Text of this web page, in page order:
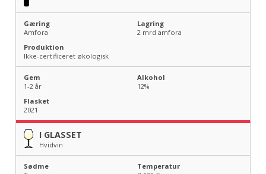
I GLASSET
Hvidvin
Gæring
Amfora
Lagring
2 mrd amfora
Produktion
Ikke-certificeret økologisk
Sødme
Temperatur
Gem
1-2 år
Alkohol
12%
Flasket
2021